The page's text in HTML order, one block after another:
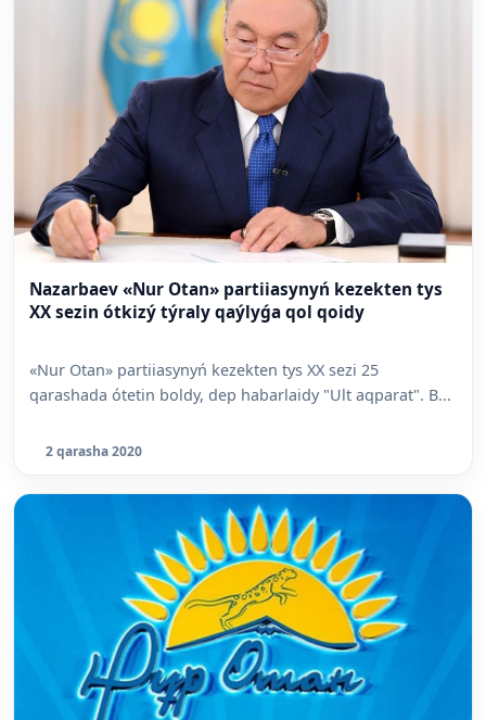
Nazarbaev «Nur Otan» partiiasynyń kezekten tys
XX sezin ótkizý týraly qaýlyǵa qol qoidy
«Nur Otan» partiiasynyń kezekten tys XX sezi 25
qarashada ótetin boldy, dep habarlaidy "Ult aqparat". B...
2 qarasha 2020